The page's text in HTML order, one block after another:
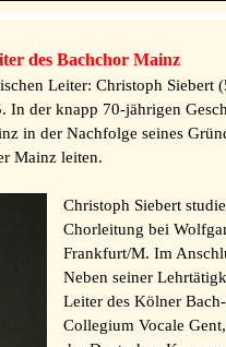
des Bachchor Mainz
Leiter: Christoph
In der knapp 70-jährigen
in der Nachfolge seines
Mainz leiten.
Christoph Siebert
Chorleitung bei
Frankfurt/M. Im
Neben seiner
Leiter des Kölner
Collegium Vocale